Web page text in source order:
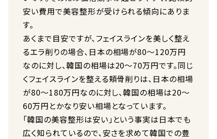
安い費用で美容整形が受けられる傾向にありま
す。
あくまで目安ですが、フェイスラインを美しく整え
るエラ削りの場合、日本の相場が80〜120万円
なのに対し、韓国の相場は20〜70万円です。同じ
くフェイスラインを整える頬骨削りは、日本の相場
が80〜180万円なのに対し、韓国の相場は20〜
60万円とかなり安い相場となっています。
「韓国の美容整形は安い」という事実は日本でも
広く知られているので、安さを求めて韓国での豊